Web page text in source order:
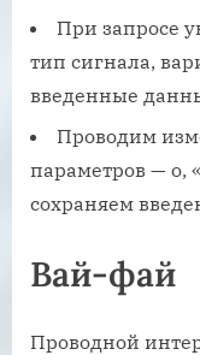
При запросе
тип сигнала,
введенные
Проводим
параметров — о,
сохраняем
Вай-фай
Проводной